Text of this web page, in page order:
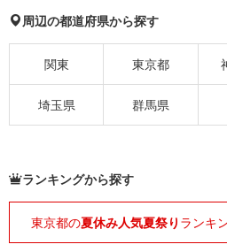
周辺の都道府県から探す
関東 東京都
埼玉県 群馬県
ランキングから探す
東京都の夏休み人気夏祭り ランキ